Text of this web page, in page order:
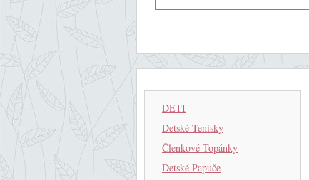
DETI
Detské Tenisky
Členkové Topánky
Detské Papuče